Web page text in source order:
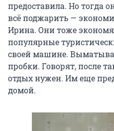
предоставила. Но тогда
всё поджарить —
Ирина. Они тоже
популярные
своей машине.
пробки. Говорят, после
отдых нужен. Им еще
домой.